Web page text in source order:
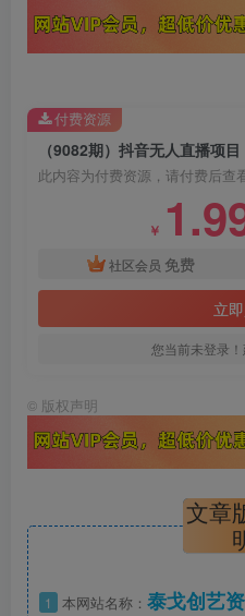
此内容为付费资源，请付费后查
￥
社区会员 免费
立
您当前未登录
付费资源
© 版权声明
文章
1 本网站名称： 泰戈创艺